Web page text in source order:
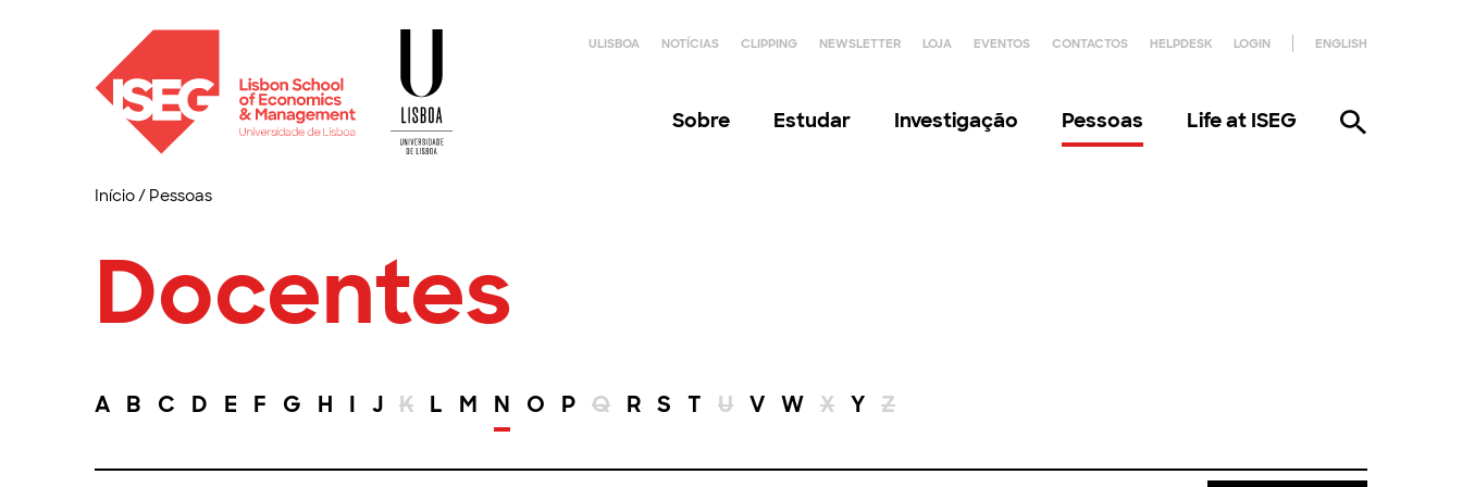
ULISBOA NOTÍCIAS CLIPPING NEWSLETTER LOJA EVENTOS CONTACTOS HELPDESK LOGIN ENGLISH
Sobre Estudar Investigação Pessoas Life at ISEG
Início/ Pessoas
Docentes
A B C D E F G H I J K L M N O P Q R S T U V W X Y Z